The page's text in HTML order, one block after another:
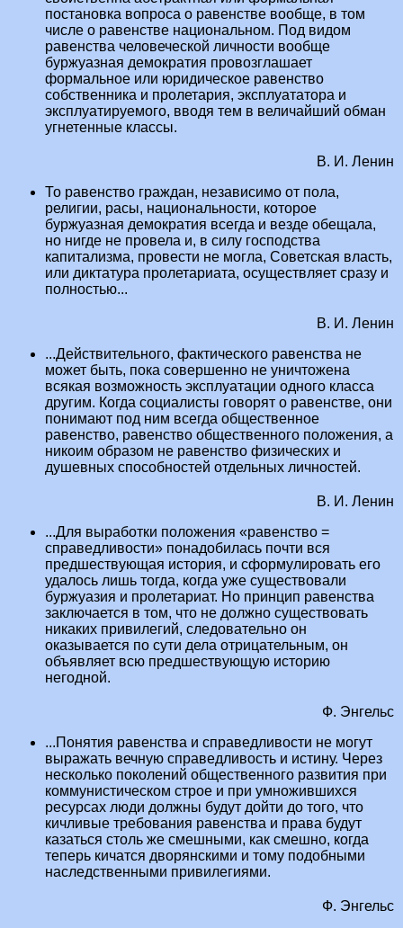
постановка вопроса о равенстве вообще, в том
числе о равенстве национальном. Под видом
равенства человеческой личности вообще
буржуазная демократия провозглашает
формальное или юридическое равенство
собственника и пролетария, эксплуататора и
эксплуатируемого, вводя тем в величайший обман
угнетенные классы.
В. И. Ленин
То равенство граждан, независимо от пола,
религии, расы, национальности, которое
буржуазная демократия всегда и везде обещала,
но нигде не провела и, в силу господства
капитализма, провести не могла, Советская власть,
или диктатура пролетариата, осуществляет сразу и
полностью...
В. И. Ленин
...Действительного, фактического равенства не
может быть, пока совершенно не уничтожена
всякая возможность эксплуатации одного класса
другим. Когда социалисты говорят о равенстве, они
понимают под ним всегда общественное
равенство, равенство общественного положения, а
никоим образом не равенство физических и
душевных способностей отдельных личностей.
В. И. Ленин
...Для выработки положения «равенство =
справедливости» понадобилась почти вся
предшествующая история, и сформулировать его
удалось лишь тогда, когда уже существовали
буржуазия и пролетариат. Но принцип равенства
заключается в том, что не должно существовать
никаких привилегий, следовательно он
оказывается по сути дела отрицательным, он
объявляет всю предшествующую историю
негодной.
Ф. Энгельс
...Понятия равенства и справедливости не могут
выражать вечную справедливость и истину. Через
несколько поколений общественного развития при
коммунистическом строе и при умножившихся
ресурсах люди должны будут дойти до того, что
кичливые требования равенства и права будут
казаться столь же смешными, как смешно, когда
теперь кичатся дворянскими и тому подобными
наследственными привилегиями.
Ф. Энгельс